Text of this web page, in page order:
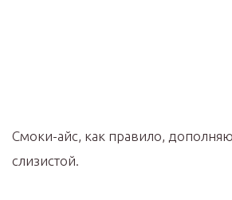
Смоки-айс, как правило,
слизистой.